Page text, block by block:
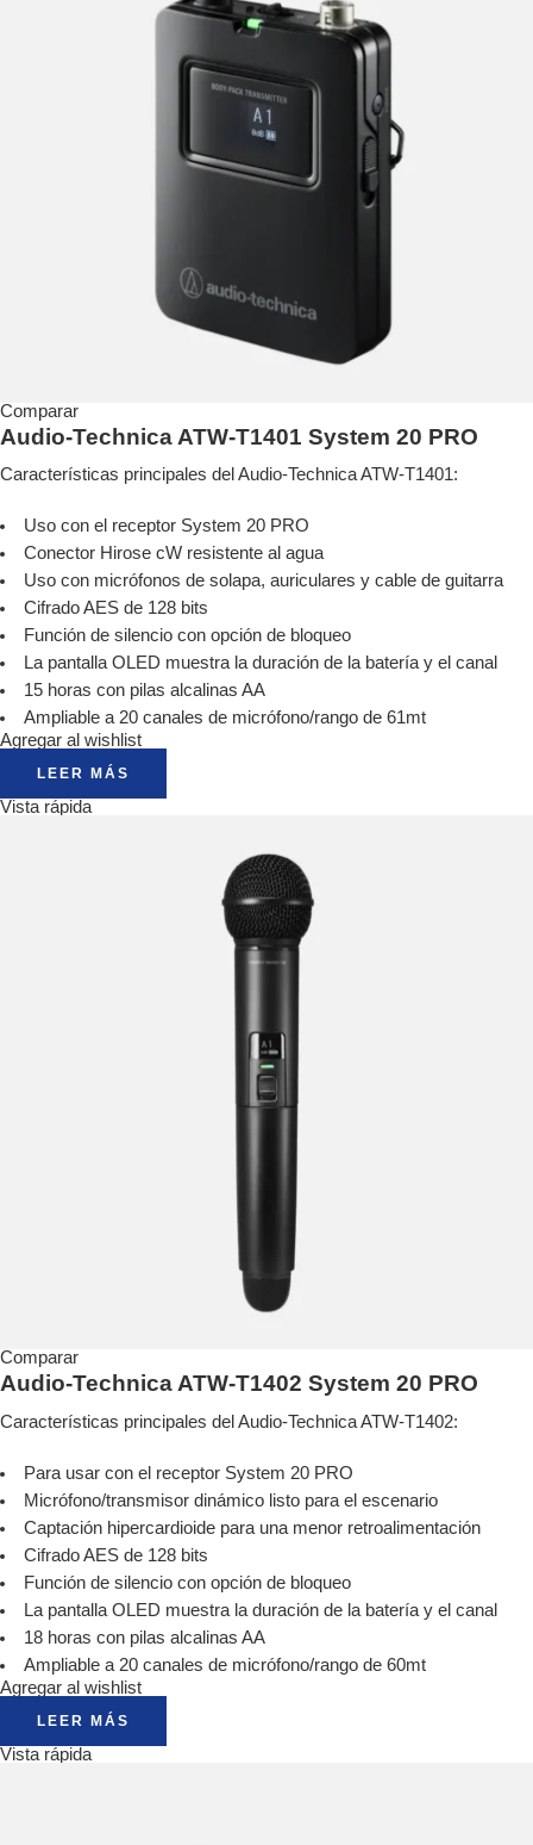
Comparar
Audio-Technica ATW-T1401 System 20 PRO
Características principales del Audio-Technica ATW-T1401:
Uso con el receptor System 20 PRO
Conector Hirose cW resistente al agua
Uso con micrófonos de solapa, auriculares y cable de guitarra
Cifrado AES de 128 bits
Función de silencio con opción de bloqueo
La pantalla OLED muestra la duración de la batería y el canal
15 horas con pilas alcalinas AA
Ampliable a 20 canales de micrófono/rango de 61mt
Agregar al wishlist
LEER MÁS
Vista rápida
Comparar
Audio-Technica ATW-T1402 System 20 PRO
Características principales del Audio-Technica ATW-T1402:
Para usar con el receptor System 20 PRO
Micrófono/transmisor dinámico listo para el escenario
Captación hipercardioide para una menor retroalimentación
Cifrado AES de 128 bits
Función de silencio con opción de bloqueo
La pantalla OLED muestra la duración de la batería y el canal
18 horas con pilas alcalinas AA
Ampliable a 20 canales de micrófono/rango de 60mt
Agregar al wishlist
LEER MÁS
Vista rápida